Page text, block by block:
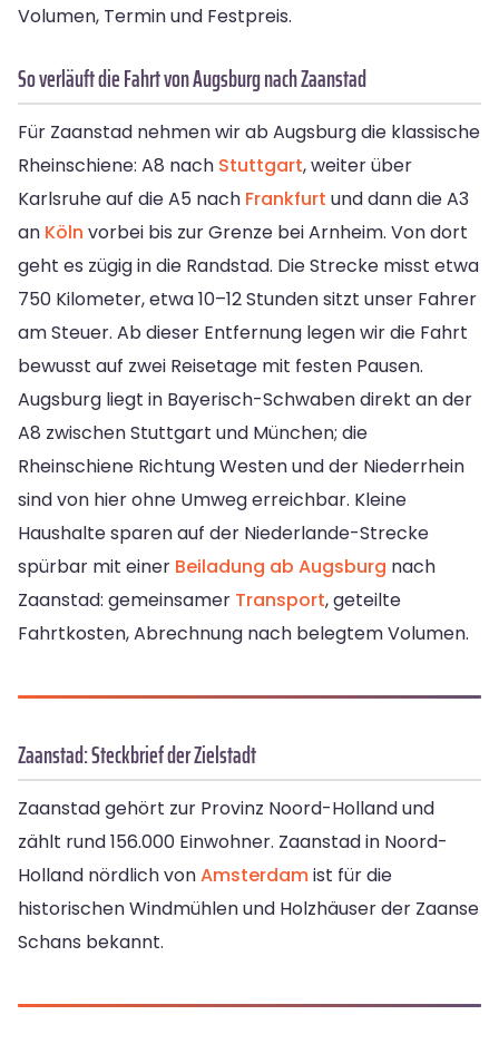
Volumen, Termin und Festpreis.
So verläuft die Fahrt von Augsburg nach Zaanstad
Für Zaanstad nehmen wir ab Augsburg die klassische
Rheinschiene: A8 nach Stuttgart, weiter über
Karlsruhe auf die A5 nach Frankfurt und dann die A3
an Köln vorbei bis zur Grenze bei Arnheim. Von dort
geht es zügig in die Randstad. Die Strecke misst etwa
750 Kilometer, etwa 10–12 Stunden sitzt unser Fahrer
am Steuer. Ab dieser Entfernung legen wir die Fahrt
bewusst auf zwei Reisetage mit festen Pausen.
Augsburg liegt in Bayerisch-Schwaben direkt an der
A8 zwischen Stuttgart und München; die
Rheinschiene Richtung Westen und der Niederrhein
sind von hier ohne Umweg erreichbar. Kleine
Haushalte sparen auf der Niederlande-Strecke
spürbar mit einer Beiladung ab Augsburg nach
Zaanstad: gemeinsamer Transport, geteilte
Fahrtkosten, Abrechnung nach belegtem Volumen.
Zaanstad: Steckbrief der Zielstadt
Zaanstad gehört zur Provinz Noord-Holland und
zählt rund 156.000 Einwohner. Zaanstad in Noord-
Holland nördlich vonAmsterdamist für die
historischen Windmühlen und Holzhäuser der Zaanse
Schans bekannt.